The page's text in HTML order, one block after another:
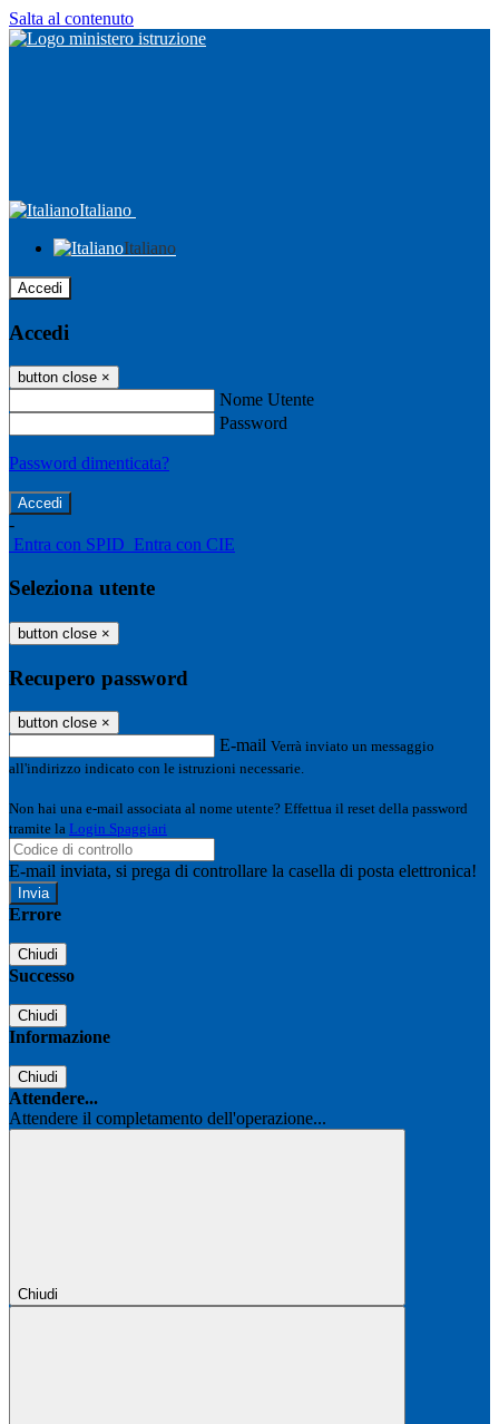
Salta al contenuto
Italiano
Italiano
Accedi
Accedi
button close ×
Nome Utente
Password
Password dimenticata?
-
Entra con SPID Entra con CIE
Seleziona utente
button close ×
Recupero password
button close ×
E-mail Verrà inviato un messaggio
all'indirizzo indicato con le istruzioni necessarie.
Non hai una e-mail associata al nome utente? Effettua il reset della password
tramite la Login Spaggiari
E-mail inviata, si prega di controllare la casella di posta elettronica!
Errore
Chiudi
Successo
Chiudi
Informazione
Chiudi
Attendere...
Attendere il completamento dell'operazione...
Chiudi